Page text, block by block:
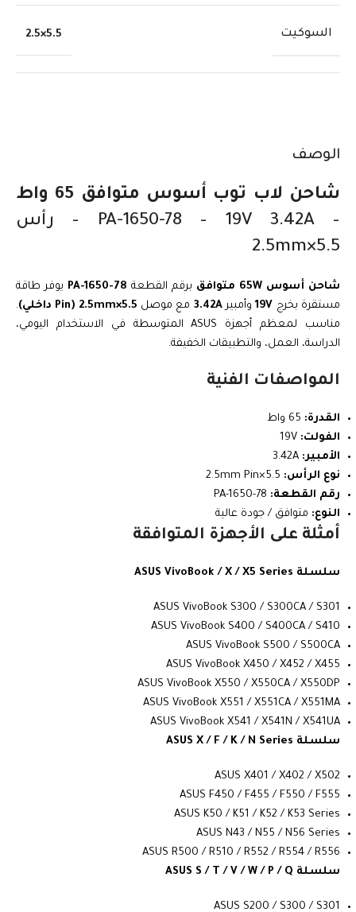
الوصف
شاحن لاب توب أسوس متوافق 65 واط
– PA-1650-78 – 19V 3.42A – رأس
5.5×2.5mm
شاحن أسوس 65W متوافق برقم القطعة PA-1650-78 يوفر طاقة
مستقرة بخرج 19Vوأمبير3.42A مع موصل 5.5×2.5mm (Pin داخلي)
.
مناسب لمعظم أجهزة ASUS المتوسطة في الاستخدام اليومي،
الدراسة، العمل، والتطبيقات الخفيفة.
المواصفات الفنية
القدرة:
الفولت:
الأمبير:
نوع الرأس:
رقم القطعة:
النوع: متوافق / جودة عالية
أمثلة على الأجهزة المتوافقة
سلسلة ASUS VivoBook / X / X5 Series
ASUS VivoBook S300 / S300CA / S301
ASUS VivoBook S400 / S400CA / S410
ASUS VivoBook S500 / S500CA
ASUS VivoBook X450 / X452 / X455
ASUS VivoBook X550 / X550CA / X550DP
ASUS VivoBook X551 / X551CA / X551MA
ASUS VivoBook X541 / X541N / X541UA
سلسلة ASUS X / F / K / N Series
ASUS X401 / X402 / X502
ASUS F450 / F455 / F550 / F555
ASUS K50 / K51 / K52 / K53 Series
ASUS N43 / N55 / N56 Series
ASUS R500 / R510 / R552 / R554 / R556
سلسلة ASUS S / T / V / W / P / Q
ASUS S200 / S300 / S301
السوكيت 5.5×2.5